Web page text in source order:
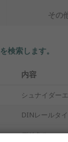
その
検索します。
内容
シュナイダー
DINレールタ
デジタル